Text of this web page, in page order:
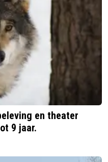
en theater
9 jaar.